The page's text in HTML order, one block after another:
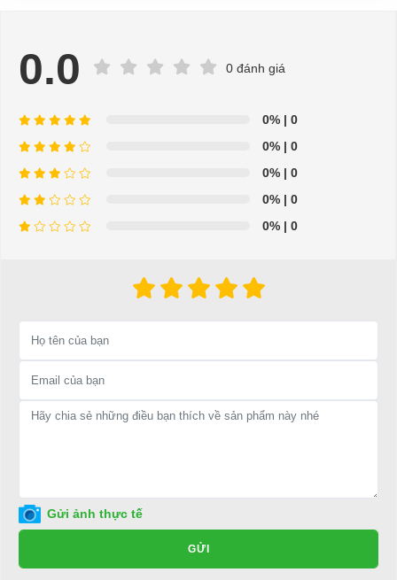
Giảm sóc sau
⇒ Xem thêm:Bạn nên chọn mua Xe điện sân golf chất lượng giá
tốt ở đâu?
LIÊN HỆ CÔNG TY:
Địa chỉ: 845 Quốc Lộ 13, Phường Hiệp Bình Phước, Thành phố
0.0 0 đánh giá
0% | 0
0% | 0
0% | 0
0% | 0
0% | 0
Gửi ảnh thực tế
GỬI